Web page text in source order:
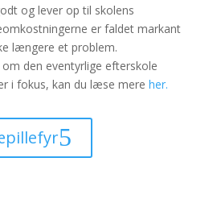
og lever op til skolens
er faldet markant
længere et problem.
den eventyrlige efterskole
i fokus, kan du læse mere her.